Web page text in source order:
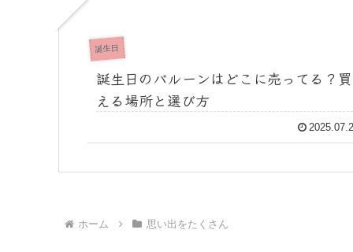
誕生日
誕生日のバルーンはどこに売ってる？買
える場所と選び方
ホーム 思い出をたくさん